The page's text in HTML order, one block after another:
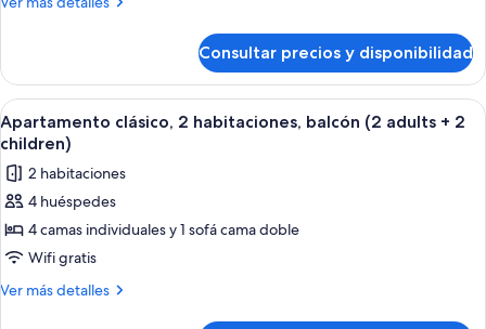
+
Whirlpool,
adults
+1child)
Premium,
balcón
(Outdoor
Whirlpool,
adults
+1child)
Consultar precios y disponibilidad
Abrir
todas
las
fotos
de
Apartamento
clásico,
2
Caja fuerte, cortinas opacas, wifi
8
Apartamento clásico, 2 habitaciones, balcón (2 adults + 2
children)
2 habitaciones
4 huéspedes
4 camas individuales y 1 sofá cama doble
Wifi gratis
Ver más detalles
Más